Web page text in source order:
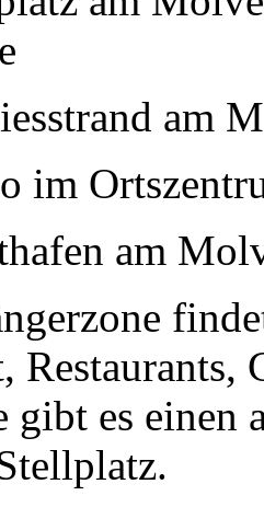
am
im
am
Restaurants,
gibt es einen